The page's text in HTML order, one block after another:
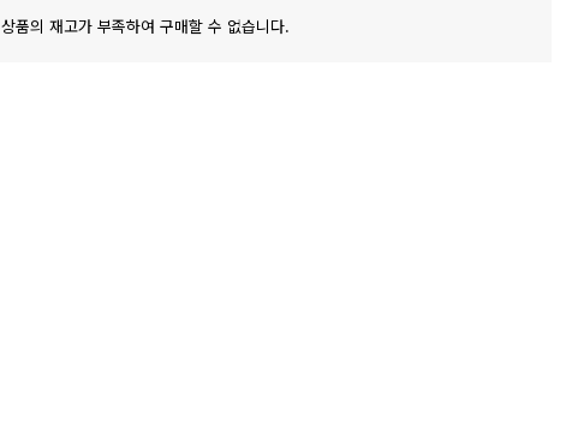
상품의 재고가 부족하여 구매할 수 없습니다.